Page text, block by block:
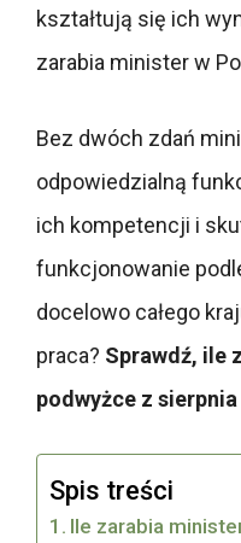
kształtują się ich
zarabia minister w
Bez dwóch zdań
odpowiedzialną
ich kompetencji i
funkcjonowanie
docelowo całego
praca? Sprawdź, ile
podwyżce z
Spis treści
Ile zarabia